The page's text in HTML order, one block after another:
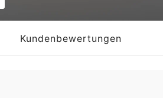
Kundenbewertungen